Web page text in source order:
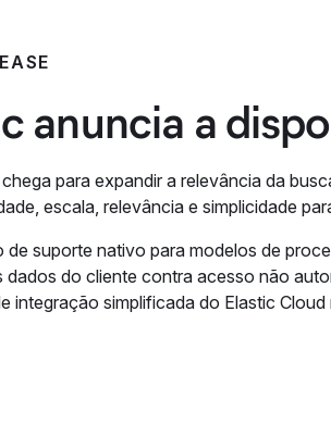
anuncia a
para expandir a relevância da
escala, relevância e simplicidade
de suporte nativo para modelos de
dados do cliente contra acesso não
integração simplificada do Elastic